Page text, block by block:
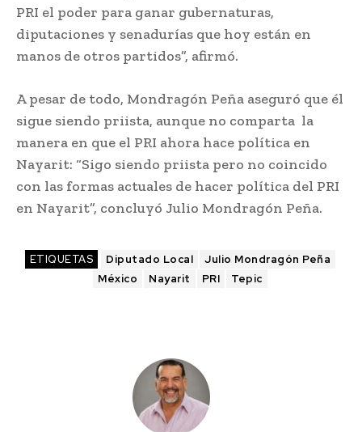
PRI el poder para ganar gubernaturas,
diputaciones y senadurías que hoy están en
manos de otros partidos”, afirmó.
A pesar de todo, Mondragón Peña aseguró que él
sigue siendo priista, aunque no comparta la
manera en que el PRI ahora hace política en
Nayarit: “Sigo siendo priista pero no coincido
con las formas actuales de hacer política del PRI
en Nayarit”, concluyó Julio Mondragón Peña.
ETIQUETAS Diputado Local
Julio Mondragón Peña
México
Nayarit PRI Tepic